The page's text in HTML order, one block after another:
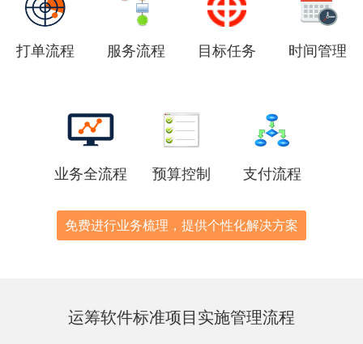
打单流程 服务流程 目标任务 时间管理
业务全流程 预算控制 支付流程
免费进行业务梳理，提供个性化解决方案
运筹软件标准项目实施管理流程